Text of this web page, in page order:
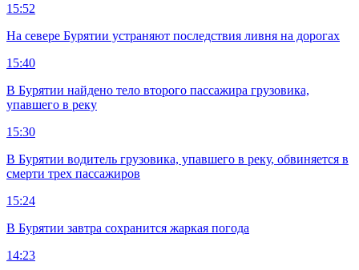
15:52
На севере Бурятии устраняют последствия ливня на дорогах
15:40
В Бурятии найдено тело второго пассажира грузовика,
упавшего в реку
15:30
В Бурятии водитель грузовика, упавшего в реку, обвиняется в
смерти трех пассажиров
15:24
В Бурятии завтра сохранится жаркая погода
14:23